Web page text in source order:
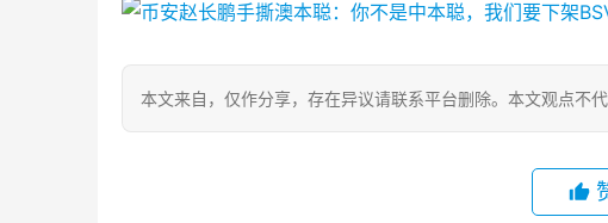
本文来自 ，仅作分享，存在异议请联系平台删除。本文观点不